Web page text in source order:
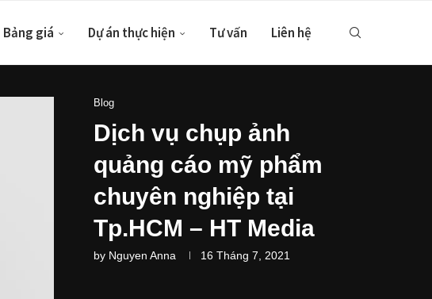
Bảng giá Dự án thực hiện Tư vấn Liên hệ
Blog
Dịch vụ chụp ảnh
quảng cáo mỹ phẩm
chuyên nghiệp tại
Tp.HCM – HT Media
by Nguyen Anna 16 Tháng 7, 2021